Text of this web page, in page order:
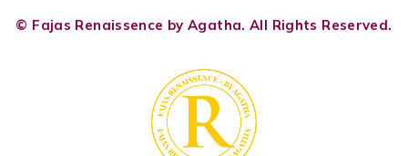
© Fajas Renaissence by Agatha. All Rights Reserved.